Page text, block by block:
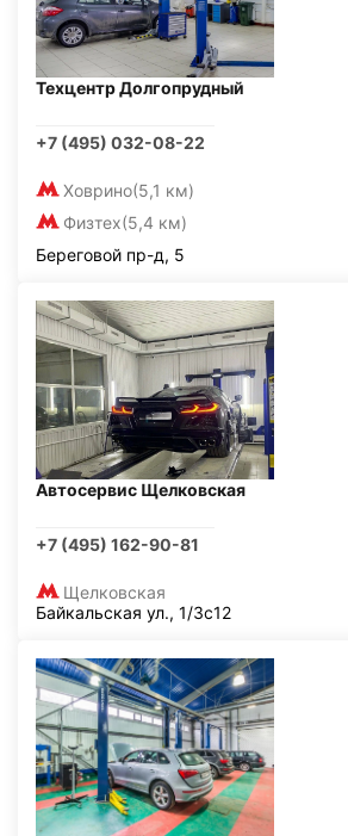
Техцентр Долгопрудный
+7 (495) 032-08-22
Ховрино(5,1 км)
Физтех(5,4 км)
Береговой пр-д, 5
Автосервис Щелковская
+7 (495) 162-90-81
Щелковская
Байкальская ул., 1/3с12